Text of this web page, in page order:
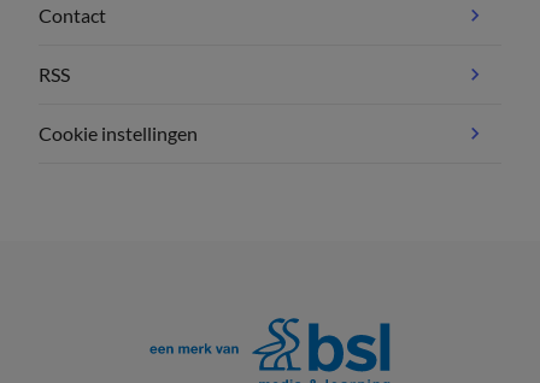
Contact
RSS
Cookie instellingen